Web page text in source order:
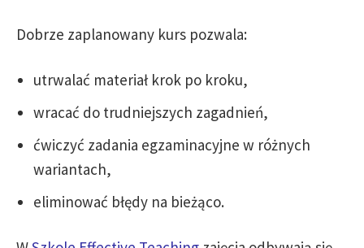
Dobrze zaplanowany kurs pozwala:
utrwalać materiał krok po kroku,
wracać do trudniejszych zagadnień,
ćwiczyć zadania egzaminacyjne w różnych
wariantach,
eliminować błędy na bieżąco.